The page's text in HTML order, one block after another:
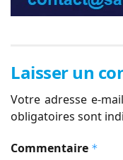
Laisser un
Votre adresse e-
obligatoires sont
Commentaire *